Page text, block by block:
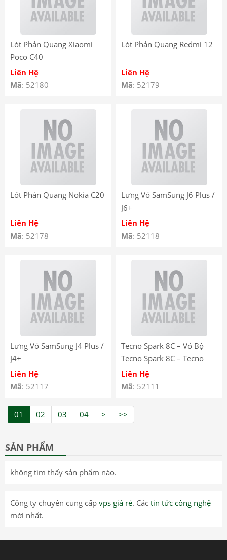
Lót Phản Quang Xiaomi
Poco C40
Liên Hệ
Mã: 52180
Lót Phản Quang Redmi 12
Liên Hệ
Mã: 52179
Lót Phản Quang Nokia C20
Liên Hệ
Mã: 52178
Lưng Vỏ SamSung J6 Plus /
J6+
Liên Hệ
Mã: 52118
Lưng Vỏ SamSung J4 Plus /
J4+
Liên Hệ
Mã: 52117
Tecno Spark 8C – Vỏ Bộ
Tecno Spark 8C – Tecno
Spark 8C Full Body
Housing
Liên Hệ
Mã: 52111
01 02 03 04 > >>
SẢN PHẨM
không tìm thấy sản phẩm nào.
Công ty chuyên cung cấp vps giá rẻ. Các tin tức công nghệ
mới nhất.